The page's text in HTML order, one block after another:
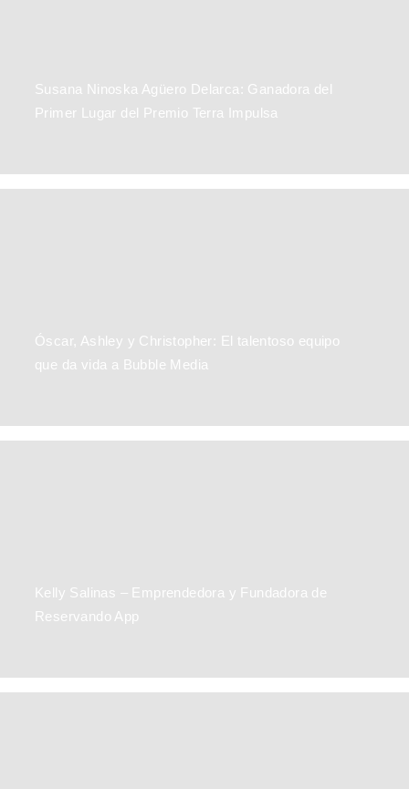
Susana Ninoska Agüero Delarca: Ganadora del
Primer Lugar del Premio Terra Impulsa
Óscar, Ashley y Christopher: El talentoso equipo
que da vida a Bubble Media
Kelly Salinas – Emprendedora y Fundadora de
Reservando App